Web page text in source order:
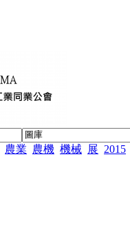
農業 農機 機械 展 2015